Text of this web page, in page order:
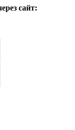
сайт: